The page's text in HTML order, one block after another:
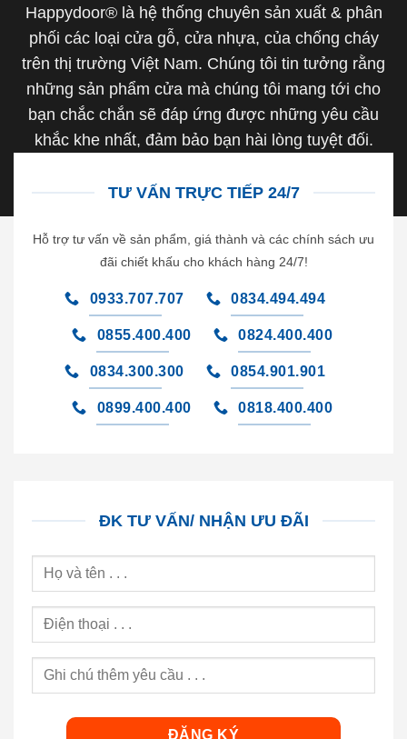
Happydoor® là hệ thống chuyên sản xuất & phân
phối các loại cửa gỗ, cửa nhựa, của chống cháy
trên thị trường Việt Nam. Chúng tôi tin tưởng rằng
những sản phẩm cửa mà chúng tôi mang tới cho
bạn chắc chắn sẽ đáp ứng được những yêu cầu
khắc khe nhất, đảm bảo bạn hài lòng tuyệt đối.
TƯ VẤN TRỰC TIẾP 24/7
Hỗ trợ tư vấn về sản phẩm, giá thành và các chính sách ưu
đãi chiết khấu cho khách hàng 24/7!
0933.707.707 0834.494.494
0855.400.400 0824.400.400
0834.300.300 0854.901.901
0899.400.400 0818.400.400
ĐK TƯ VẤN/ NHẬN ƯU ĐÃI